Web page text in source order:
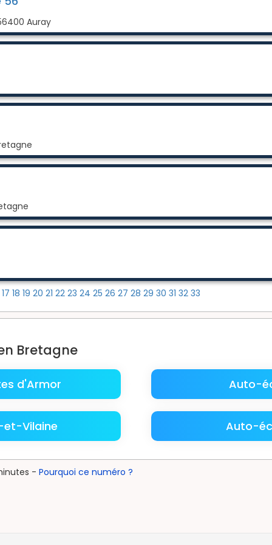
Auray
17 18 19 20 21 22 23 24 25 26 27 28 29 30 31 32 33
Bretagne
d'Armor Auto-
Vilaine Auto-
- Pourquoi ce numéro ?